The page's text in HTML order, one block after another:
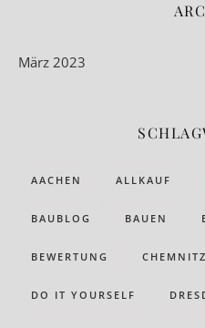
März 2023
AACHEN ALLKAUF
BAUBLOG BAUEN
BEWERTUNG CHEMNITZ
DO IT YOURSELF